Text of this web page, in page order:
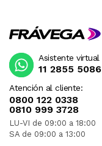
Atención al cliente:
0800 122 0338
0810 999 3728
LU-VI de 09:00 a 18:00
SA de 09:00 a 13:00
Asistente virtual
11 2855 5086